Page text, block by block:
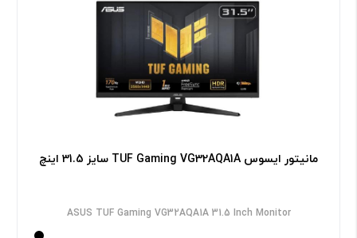
مانیتور ایسوس TUF Gaming VG32AQA1A سایز 31.5 اینچ
ASUS TUF Gaming VG32AQA1A 31.5 Inch Monitor